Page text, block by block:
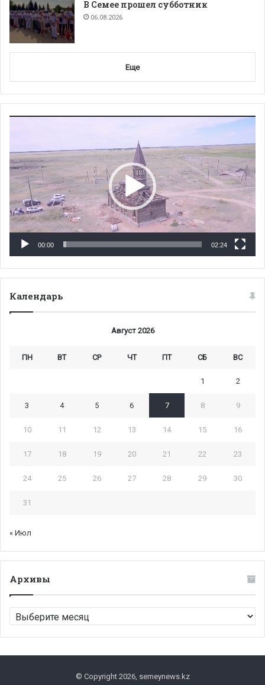
В Семее прошел субботник
06.08.2026
Еще
00:00 02:24
Календарь
Август 2026
ПН ВТ СР ЧТ ПТ СБ ВС
1 2
3 4 5 6 7 8 9
10 11 12 13 14 15 16
17 18 19 20 21 22 23
24 25 26 27 28 29 30
31
« Июл
Архивы
Архивы
© Copyright 2026, semeynews.kz